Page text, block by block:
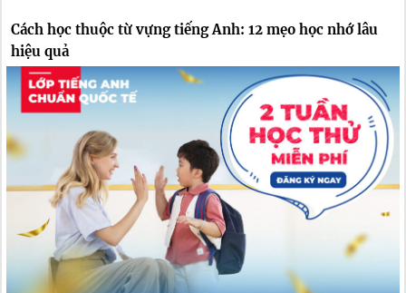
Cách học thuộc từ vựng tiếng Anh: 12 mẹo học nhớ lâu
hiệu quả